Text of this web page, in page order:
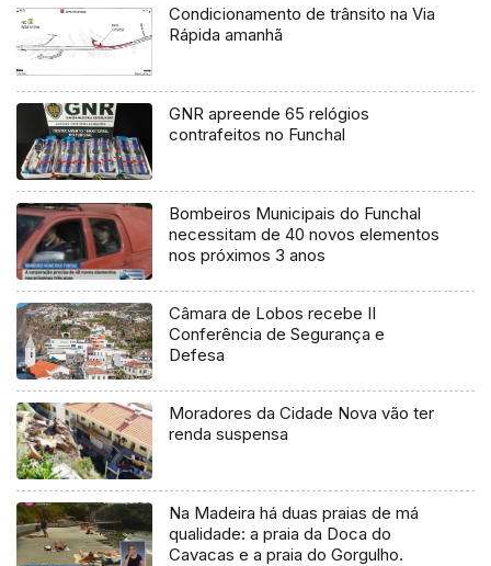
Condicionamento de trânsito na Via
Rápida amanhã
GNR apreende 65 relógios
contrafeitos no Funchal
Bombeiros Municipais do Funchal
necessitam de 40 novos elementos
nos próximos 3 anos
Câmara de Lobos recebe II
Conferência de Segurança e
Defesa
Moradores da Cidade Nova vão ter
renda suspensa
Na Madeira há duas praias de má
qualidade: a praia da Doca do
Cavacas e a praia do Gorgulho.